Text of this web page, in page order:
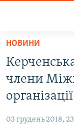
Перейти
основного
матеріалу
до
основної
навігації
ВОДА.КРИМ
ВІДЕО ТА ФОТО
БЛОГИ
НОВИНИ
члени
03 грудень 2018,